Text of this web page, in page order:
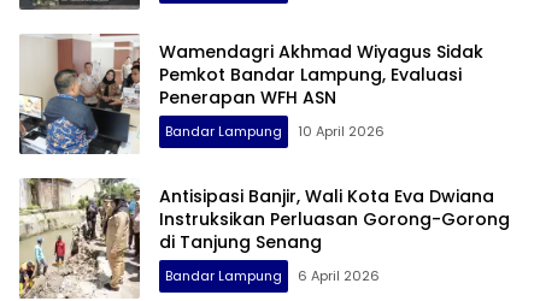
Wamendagri Akhmad Wiyagus Sidak
Pemkot Bandar Lampung, Evaluasi
Penerapan WFH ASN
Bandar Lampung 10 April 2026
Antisipasi Banjir, Wali Kota Eva Dwiana
Instruksikan Perluasan Gorong-Gorong
di Tanjung Senang
Bandar Lampung 6 April 2026